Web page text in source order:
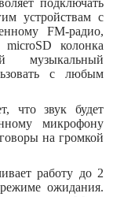
подключать
устройствам с
FM-радио,
колонка
музыкальный
с любым
что звук будет
микрофону
на громкой
работу до 2
ожидания.